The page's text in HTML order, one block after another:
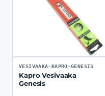
VESIVAAKA-KAPRO-GENESIS
Kapro Vesivaaka
Genesis